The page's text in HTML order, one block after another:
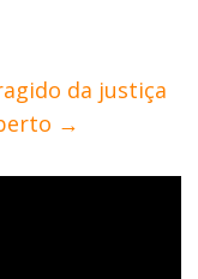
da justiça
→